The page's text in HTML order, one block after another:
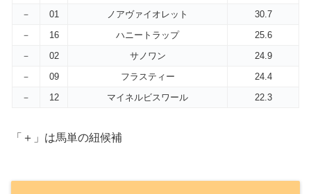
－
01 ノアヴァイオレット
30.7
－
16 ハニートラップ
25.6
－
02 サノワン
24.9
－
09 フラスティー
24.4
－
12 マイネルビスワール 22.3
「＋」は馬単の紐候補